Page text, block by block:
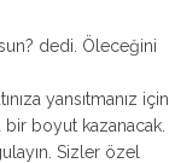
dedi. Öleceğini
yansıtmanız için
boyut kazanacak.
Sizler özel